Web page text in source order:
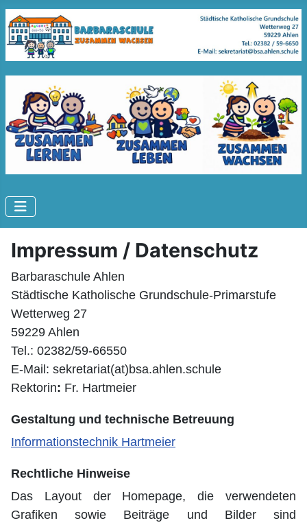
Impressum / Datenschutz
Barbaraschule Ahlen
Städtische Katholische Grundschule-Primarstufe
Wetterweg 27
59229 Ahlen
Tel.: 02382/59-66550
E-Mail: sekretariat(at)bsa.ahlen.schule
Rektorin: Fr. Hartmeier
Gestaltung und technische Betreuung
Informationstechnik Hartmeier
Rechtliche Hinweise
Das Layout der Homepage, die verwendeten
Grafiken sowie Beiträge und Bilder sind